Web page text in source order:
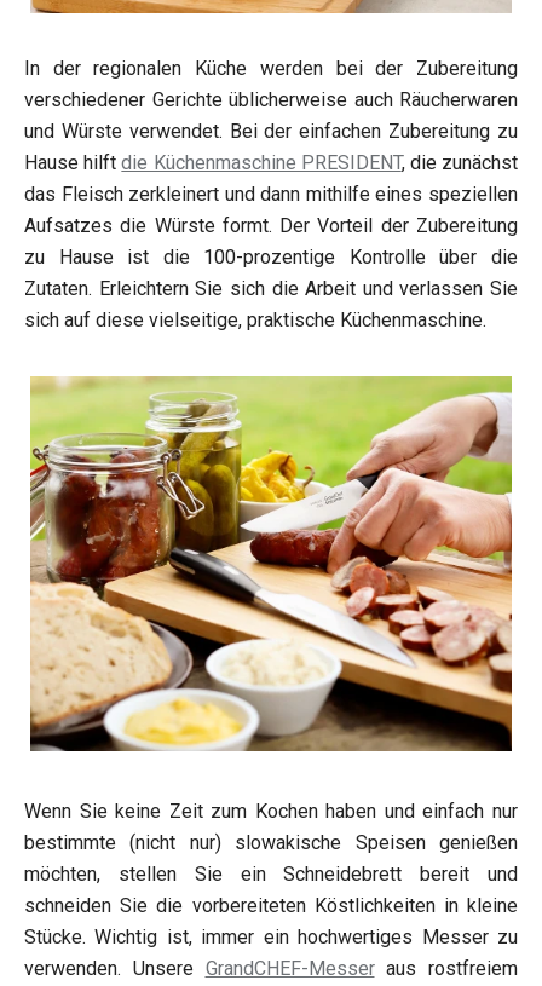
In der regionalen Küche werden bei der Zubereitung
verschiedener Gerichte üblicherweise auch Räucherwaren
und Würste verwendet. Bei der einfachen Zubereitung zu
Hause hilftdie Küchenmaschine PRESIDENT, die zunächst
das Fleisch zerkleinert und dann mithilfe eines speziellen
Aufsatzes die Würste formt. Der Vorteil der Zubereitung
zu Hause ist die 100-prozentige Kontrolle über die
Zutaten. Erleichtern Sie sich die Arbeit und verlassen Sie
sich auf diese vielseitige, praktische Küchenmaschine.
Wenn Sie keine Zeit zum Kochen haben und einfach nur
bestimmte (nicht nur) slowakische Speisen genießen
möchten, stellen Sie ein Schneidebrett bereit und
schneiden Sie die vorbereiteten Köstlichkeiten in kleine
Stücke. Wichtig ist, immer ein hochwertiges Messer zu
verwenden. Unsere GrandCHEF-Messeraus rostfreiem